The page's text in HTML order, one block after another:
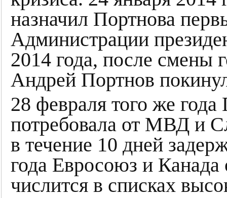
назначил Портнова
Администрации
2014 года, после смены
Андрей Портнов
28 февраля того же года
потребовала от МВД и
в течение 10 дней
года Евросоюз и
числится в списках